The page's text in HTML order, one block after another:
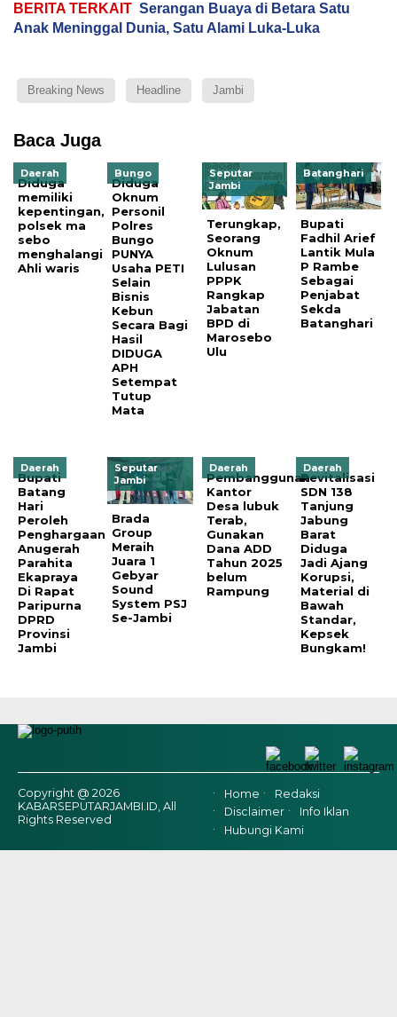
BERITA TERKAIT Serangan Buaya di Betara Satu
Anak Meninggal Dunia, Satu Alami Luka-Luka
Breaking News Headline Jambi
Baca Juga
Daerah
Diduga
memiliki
kepentingan,
polsek ma
sebo
menghalangi
Ahli waris
Bungo
Diduga
Oknum
Personil
Polres
Bungo
PUNYA
Usaha PETI
Selain
Bisnis
Kebun
Secara Bagi
Hasil
DIDUGA
APH
Setempat
Tutup
Mata
Seputar
Jambi
Terungkap,
Seorang
Oknum
Lulusan
PPPK
Rangkap
Jabatan
BPD di
Marosebo
Ulu
Batanghari
Bupati
Fadhil Arief
Lantik Mula
P Rambe
Sebagai
Penjabat
Sekda
Batanghari
Daerah
Bupati
Batang
Hari
Peroleh
Penghargaan
Anugerah
Parahita
Ekapraya
Di Rapat
Paripurna
DPRD
Provinsi
Jambi
Seputar
Jambi
Brada
Group
Meraih
Juara 1
Gebyar
Sound
System PSJ
Se-Jambi
Daerah
Pembanggunan
Kantor
Desa lubuk
Terab,
Gunakan
Dana ADD
Tahun 2025
belum
Rampung
Daerah
Revitalisasi
SDN 138
Tanjung
Jabung
Barat
Diduga
Jadi Ajang
Korupsi,
Material di
Bawah
Standar,
Kepsek
Bungkam!
Copyright @ 2026
KABARSEPUTARJAMBI.ID, All
Rights Reserved
Home
Redaksi
Disclaimer
Info Iklan
Hubungi Kami